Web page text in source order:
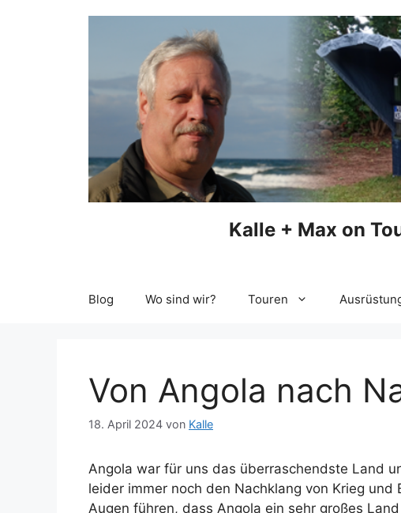
Kalle + Max on
Blog Wo sind wir? Touren
Von Angola nach
18. April 2024 von Kalle
Angola war für uns das überraschendste Land
leider immer noch den Nachklang von Krieg
Augen führen, dass Angola ein sehr großes